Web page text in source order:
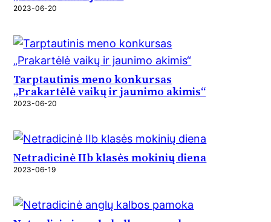
2023-06-20
Tarptautinis meno konkursas
„Prakartėlė vaikų ir jaunimo akimis“
2023-06-20
Netradicinė IIb klasės mokinių diena
2023-06-19